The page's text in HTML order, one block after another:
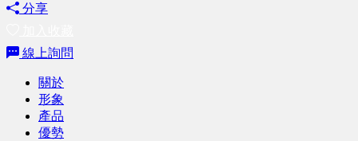
分享
線上詢問
關於
形象
產品
優勢